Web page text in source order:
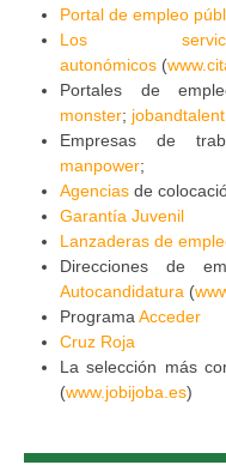
Portal de empleo
Los
autonómicos (
Portales de
monster; jobandtalent
Empresas de
manpower;
Agencias de
Garantía Juvenil
Lanzaderas de
Direcciones de
Autocandidatura (
Programa Acceder
Cruz Roja
La selección más
(www.jobijoba.es)